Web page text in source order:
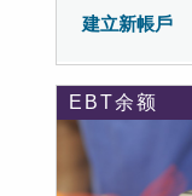
建立新帳戶
EBT余额